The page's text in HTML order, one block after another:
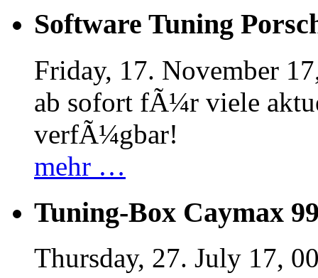
Software Tuning
Friday, 17. November
ab sofort fÃ¼r viele
verfÃ¼gbar!
mehr …
Tuning-Box Caymax
Thursday, 27. July 17,